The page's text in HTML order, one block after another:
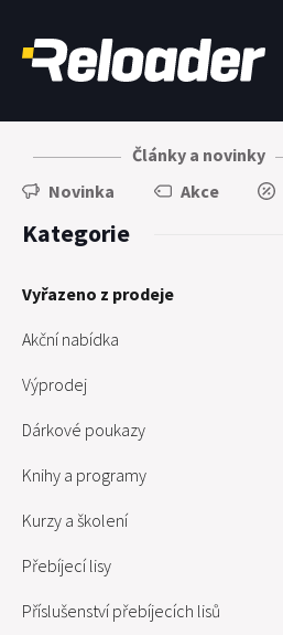
Články a novinky
Novinka
Akce
Kategorie
Vyřazeno z prodeje
Akční nabídka
Výprodej
Dárkové poukazy
Knihy a programy
Kurzy a školení
Přebíjecí lisy
Příslušenství přebíjecích lisů